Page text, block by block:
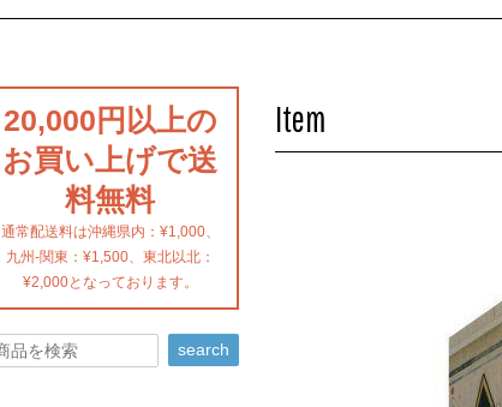
Item
20,000円以上の
お買い上げで送
料無料
通常配送料は沖縄県内：¥1,000、
九州-関東：¥1,500、東北以北：
¥2,000となっております。
search